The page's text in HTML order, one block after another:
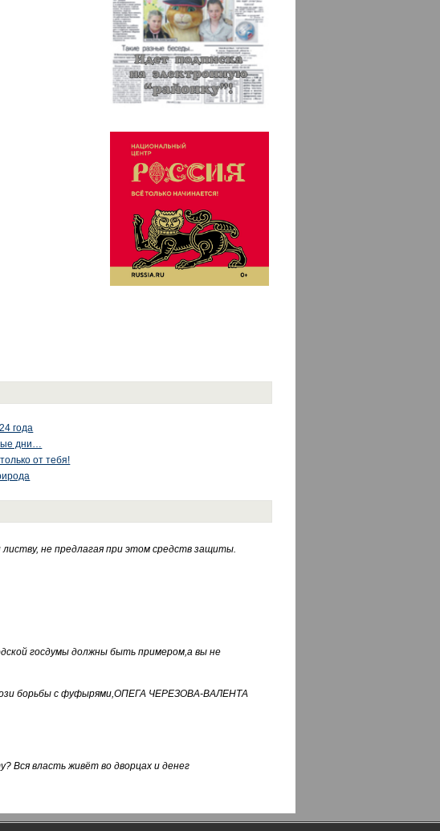
года
дни…
от тебя!
не предлагая при этом средств защиты.
госдумы должны быть примером,а вы не
борьбы с фуфырями,ОПЕГА ЧЕРЕЗОВА-ВАЛЕНТА
Вся власть живёт во дворцах и денег